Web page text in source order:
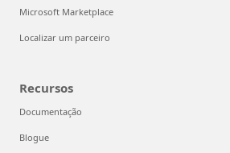
Microsoft Marketplace
Localizar um parceiro
Recursos
Documentação
Blogue